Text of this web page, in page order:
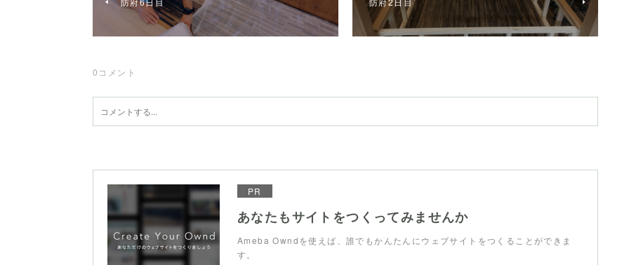
0 コメント
PR
あなたもサイトをつくってみませんか
Ameba Owndを使えば、誰でもかんたんにウェブサイトをつくることができま
す。